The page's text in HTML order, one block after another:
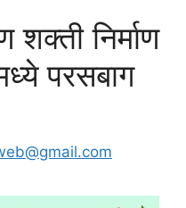
शक्ती निर्माण
परसबाग